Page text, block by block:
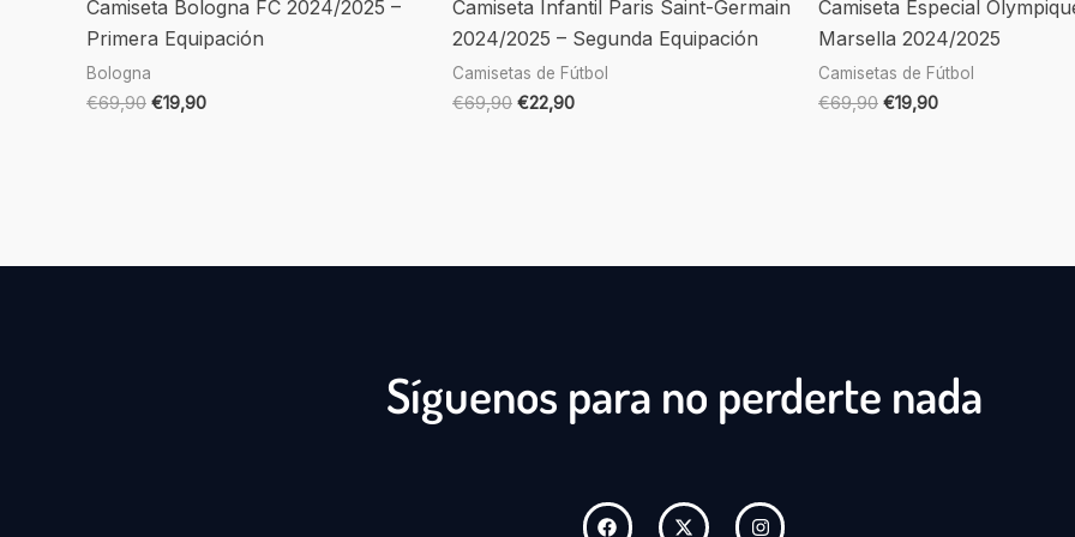
Camiseta Bologna FC 2024/2025 –
Primera Equipación
Bologna
€69,90 €19,90
Camiseta Infantil Paris Saint-Germain
2024/2025 – Segunda Equipación
Camisetas de Fútbol
€69,90 €22,90
Camiseta Especial
Marsella 2024/2025
Camisetas de Fútbol
€69,90 €19,90
Síguenos para no perderte nada
F
a
X
-
I
n